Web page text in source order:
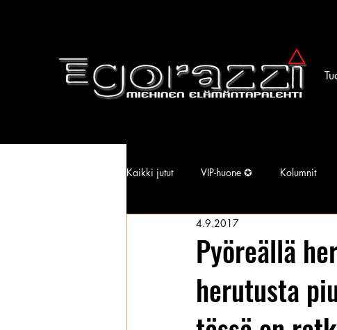
Kaikki jutut VIP-huone ✪ Kolumnit
Supermallimainen pimu
Kansallisarkisto Aina Simonen
Pyöreällä
herutusta
4.9.2017